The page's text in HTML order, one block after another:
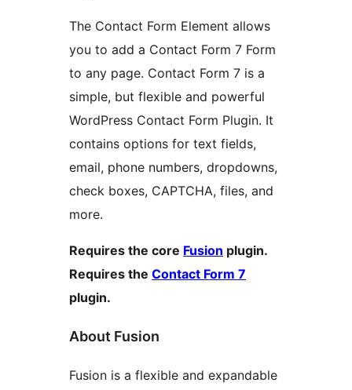
The Contact Form Element allows
you to add a Contact Form 7 Form
to any page. Contact Form 7 is a
simple, but flexible and powerful
WordPress Contact Form Plugin. It
contains options for text fields,
email, phone numbers, dropdowns,
check boxes, CAPTCHA, files, and
more.
Requires the core Fusion plugin.
Requires the Contact Form 7
plugin.
About Fusion
Fusion is a flexible and expandable